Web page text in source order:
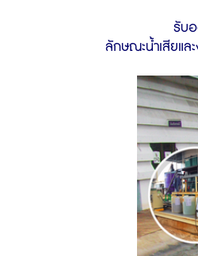
รับออกแ
ลักษณะน้ำเสียแล